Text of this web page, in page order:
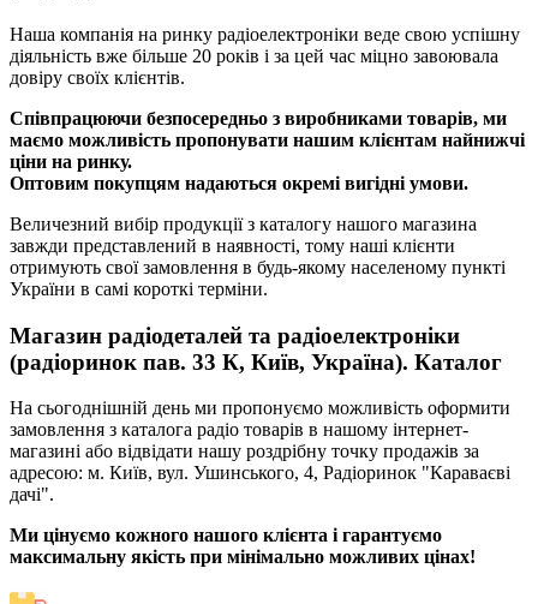
Наша компанія на ринку радіоелектроніки веде свою успішну
діяльність вже більше 20 років і за цей час міцно завоювала
довіру своїх клієнтів.
Співпрацюючи безпосередньо з виробниками товарів, ми
маємо можливість пропонувати нашим клієнтам найнижчі
ціни на ринку.
Оптовим покупцям надаються окремі вигідні умови.
Величезний вибір продукції з каталогу нашого магазина
завжди представлений в наявності, тому наші клієнти
отримують свої замовлення в будь-якому населеному пункті
України в самі короткі терміни.
Магазин радіодеталей та радіоелектроніки
(радіоринок пав. 33 К, Київ, Україна). Каталог
На сьогоднішній день ми пропонуємо можливість оформити
замовлення з каталога радіо товарів в нашому інтернет-
магазині або відвідати нашу роздрібну точку продажів за
адресою: м. Київ, вул. Ушинського, 4, Радіоринок "Караваєві
дачі".
Ми цінуємо кожного нашого клієнта і гарантуємо
максимальну якість при мінімально можливих цінах!